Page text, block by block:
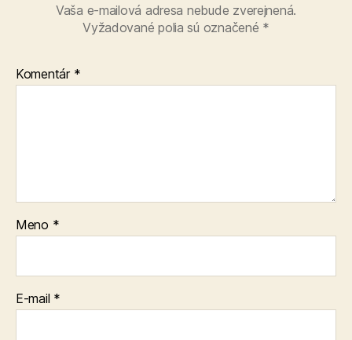
Vaša e-mailová adresa nebude zverejnená.
Vyžadované polia sú označené *
Komentár *
Meno *
E-mail *